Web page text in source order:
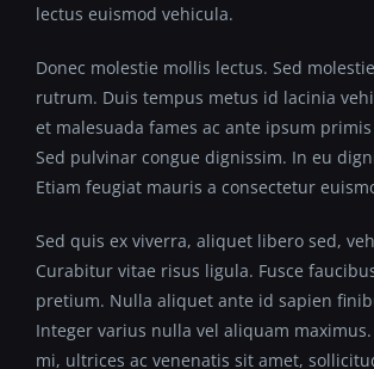
lectus euismod vehicula.
Donec molestie mollis lectus. Sed
rutrum. Duis tempus metus id lacinia
et malesuada fames ac ante ipsum
Sed pulvinar congue dignissim. In eu
Etiam feugiat mauris a consectetur
Sed quis ex viverra, aliquet libero sed,
Curabitur vitae risus ligula. Fusce
pretium. Nulla aliquet ante id sapien
Integer varius nulla vel aliquam
mi, ultrices ac venenatis sit amet,